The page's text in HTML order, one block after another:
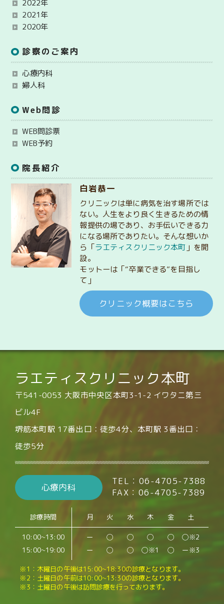
2022年
2021年
2020年
診察のご案内
心療内科
婦人科
Web問診
WEB問診票
WEB予約
院長紹介
白岩恭一
クリニックは単に病気を治す場所では
ない。人生をより良く生きるための情
報提供の場であり、お手伝いできる力
になる場所でありたい。そんな想いか
ら「ラエティスクリニック本町 」を開
設。
モットーは「“卒業できる”を目指し
て」
クリニック概要はこちら
ラエティスクリニック本町
〒541-0053 大阪市中央区本町3-1-2 イワタニ第三
ビル4F
堺筋本町駅 17番出口：徒歩4分、本町駅 3番出口：
徒歩5分
心療内科
TEL：06-4705-7388
FAX：06-4705-7389
診療時間 月 火 水 木 金 土
10:00~13:00
15:00~19:00
ー ◯ ◯ ◯ ◯
◯※2
ー
◯ ◯ ◯※1 ◯ ー※3
※1：木曜日の午後は15:00~18:30の診療となります。
※2：土曜日の午前は10:00~13:30の診療となります。
※3：土曜日の午後は訪問診療を行っております。